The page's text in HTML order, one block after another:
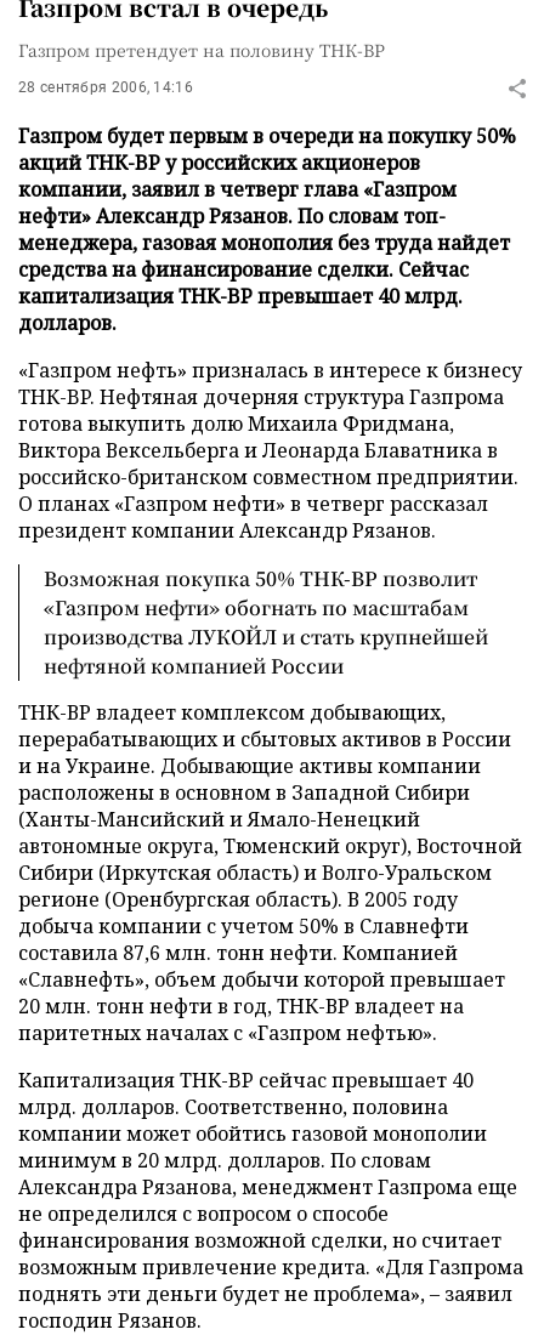
Газпром встал в очередь
Газпром претендует на половину ТНК-BP
28 сентября 2006, 14:16
Газпром будет первым в очереди на покупку 50%
акций ТНК-BP у российских акционеров
компании, заявил в четверг глава «Газпром
нефти» Александр Рязанов. По словам топ-
менеджера, газовая монополия без труда найдет
средства на финансирование сделки. Сейчас
капитализация ТНК-BP превышает 40 млрд.
долларов.
«Газпром нефть» призналась в интересе к бизнесу
ТНК-BP. Нефтяная дочерняя структура Газпрома
готова выкупить долю Михаила Фридмана,
Виктора Вексельберга и Леонарда Блаватника в
российско-британском совместном предприятии.
О планах «Газпром нефти» в четверг рассказал
президент компании Александр Рязанов.
Возможная покупка 50% ТНК-ВР позволит
«Газпром нефти» обогнать по масштабам
производства ЛУКОЙЛ и стать крупнейшей
нефтяной компанией России
ТНК-ВР владеет комплексом добывающих,
перерабатывающих и сбытовых активов в России
и на Украине. Добывающие активы компании
расположены в основном в Западной Сибири
(Ханты-Мансийский и Ямало-Ненецкий
автономные округа, Тюменский округ), Восточной
Сибири (Иркутская область) и Волго-Уральском
регионе (Оренбургская область). В 2005 году
добыча компании с учетом 50% в Славнефти
составила 87,6 млн. тонн нефти. Компанией
«Славнефть», объем добычи которой превышает
20 млн. тонн нефти в год, ТНК-ВР владеет на
паритетных началах с «Газпром нефтью».
Капитализация ТНК-BP сейчас превышает 40
млрд. долларов. Соответственно, половина
компании может обойтись газовой монополии
минимум в 20 млрд. долларов. По словам
Александра Рязанова, менеджмент Газпрома еще
не определился с вопросом о способе
финансирования возможной сделки, но считает
возможным привлечение кредита. «Для Газпрома
поднять эти деньги будет не проблема», – заявил
господин Рязанов.